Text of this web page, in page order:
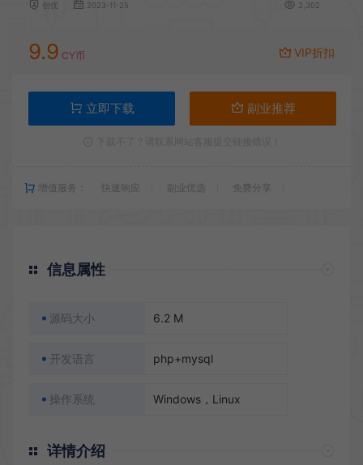
创优 2023-11-25 2,302
9.9 CY币 VIP折扣
立即下载 副业推荐
增值服务： 快速响应 副业优选 免费分享
信息属性
源码大小 6.2 M
开发语言 php+mysql
操作系统 Windows，Linux
详情介绍